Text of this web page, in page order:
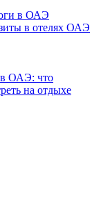
в ОАЭ
в отелях ОАЭ
ОАЭ: что
на отдыхе